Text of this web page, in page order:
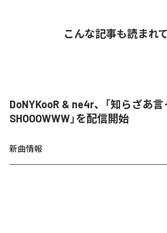
こんな記事も読まれ
DoNYKooR & ne4r、「知らざあ
SHOOOWWW」を配信開始
新曲情報